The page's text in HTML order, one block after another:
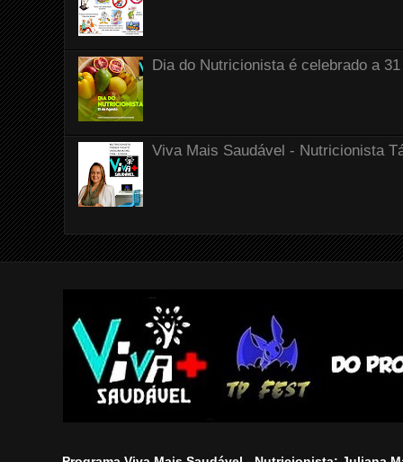
Dia do Nutricionista é celebrado a
Viva Mais Saudável - Nutricionista